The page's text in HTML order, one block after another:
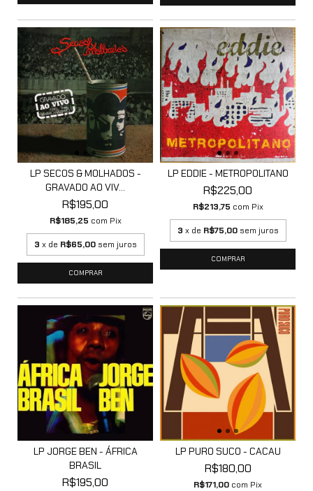
LP SECOS & MOLHADOS -
GRAVADO AO VIV...
R$195,00
R$185,25 com Pix
3 x de R$65,00 sem juros
LP EDDIE - METROPOLITANO
R$225,00
R$213,75 com Pix
3 x de R$75,00 sem juros
LP JORGE BEN - ÁFRICA
BRASIL
R$195,00
LP PURO SUCO - CACAU
R$180,00
R$171,00 com Pix